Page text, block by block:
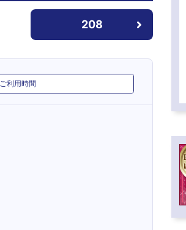
208
ご利用時間